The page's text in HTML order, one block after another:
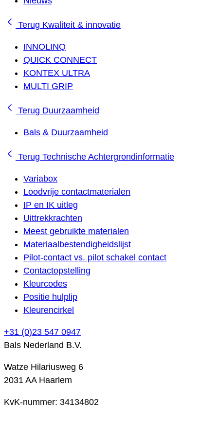
Terug Kwaliteit & innovatie
INNOLINQ
QUICK CONNECT
KONTEX ULTRA
MULTI GRIP
Terug Duurzaamheid
Bals & Duurzaamheid
Terug Technische Achtergrondinformatie
Variabox
Loodvrije contactmaterialen
IP en IK uitleg
Uittrekkrachten
Meest gebruikte materialen
Materiaalbestendigheidslijst
Pilot-contact vs. pilot schakel contact
Contactopstelling
Kleurcodes
Positie hulplip
Kleurencirkel
+31 (0)23 547 0947
Bals Nederland B.V.
Watze Hilariusweg 6
2031 AA Haarlem
KvK-nummer: 34134802